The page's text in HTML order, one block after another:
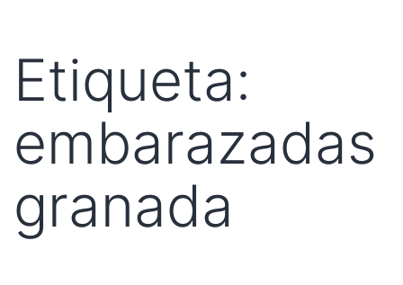
Etiqueta:
embarazadas
granada